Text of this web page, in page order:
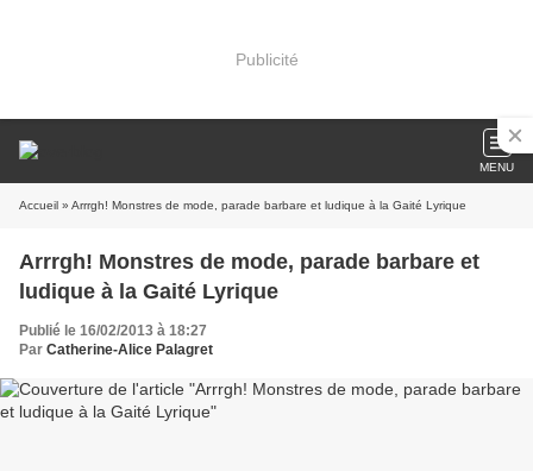
Publicité
MENU
Accueil » Arrrgh! Monstres de mode, parade barbare et ludique à la Gaité Lyrique
Arrrgh! Monstres de mode, parade barbare et
ludique à la Gaité Lyrique
Publié le 16/02/2013 à 18:27
Par Catherine-Alice Palagret